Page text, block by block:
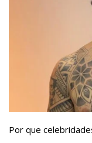
Por que